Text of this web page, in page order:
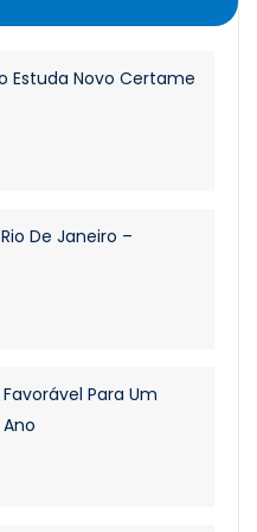
Estuda Novo Certame
De Janeiro –
Para Um